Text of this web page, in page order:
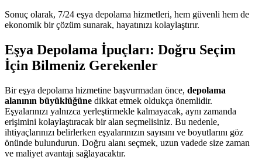
Sonuç olarak, 7/24 eşya depolama hizmetleri, hem güvenli hem de
ekonomik bir çözüm sunarak, hayatınızı kolaylaştırır.
Eşya Depolama İpuçları: Doğru Seçim
İçin Bilmeniz Gerekenler
Bir eşya depolama hizmetine başvurmadan önce, depolama
alanının büyüklüğüne dikkat etmek oldukça önemlidir.
Eşyalarınızı yalnızca yerleştirmekle kalmayacak, aynı zamanda
erişimini kolaylaştıracak bir alan seçmelisiniz. Bu nedenle,
ihtiyaçlarınızı belirlerken eşyalarınızın sayısını ve boyutlarını göz
önünde bulundurun. Doğru alanı seçmek, uzun vadede size zaman
ve maliyet avantajı sağlayacaktır.